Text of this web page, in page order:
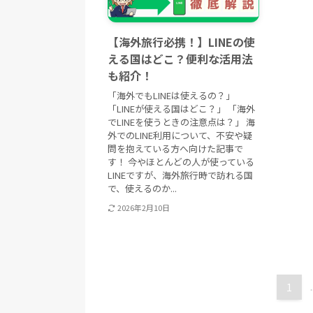
【海外旅行必携！】LINEの使
える国はどこ？便利な活用法
も紹介！
「海外でもLINEは使えるの？」
「LINEが使える国はどこ？」 「海外
でLINEを使うときの注意点は？」 海
外でのLINE利用について、不安や疑
問を抱えている方へ向けた記事で
す！ 今やほとんどの人が使っている
LINEですが、海外旅行時で訪れる国
で、使えるのか...
2026年2月10日
1